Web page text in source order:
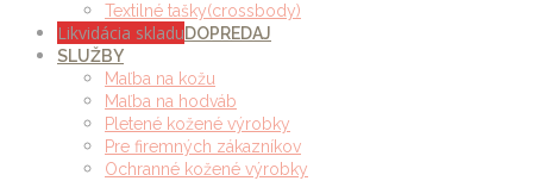
Textilné tašky(crossbody)
Likvidácia skladuDOPREDAJ
SLUŽBY
Maľba na kožu
Maľba na hodváb
Pletené kožené výrobky
Pre firemných zákazníkov
Ochranné kožené výrobky